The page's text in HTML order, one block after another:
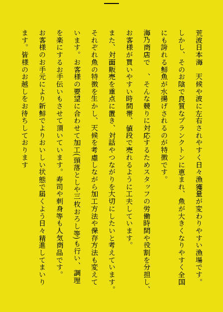
荒波日本海は天候や波に左右されやすく日々漁獲量が変わりやすい漁場です。
しかし、そのお陰で良質なプランクトンに恵まれ、魚が大きくなりやすく全国
にも誇れる鮮魚が水揚げされるのが特徴です。
海乃商店では、そんな競りに対応するためスタッフの労働時間や役割を分担し、
お客様が買いやすい時間帯、値段で売れるように工夫しています。
また、対面販売を重点に置き、対話やつながりを大切にしたいと考えています。
それぞれ魚の特徴を生かし、天候を考慮しながら加工方法や保存方法も変えて
います。お客様の要望に合わせて加工(頭落としや三枚おろし等)も行い、調理
を楽にするお手伝いもさせて頂いています。寿司や刺身等も人気商品です。
お客様のお手元により新鮮でよりおいしい状態で届くよう日々精進してまいり
ます。皆様のお越しをお待ちしております